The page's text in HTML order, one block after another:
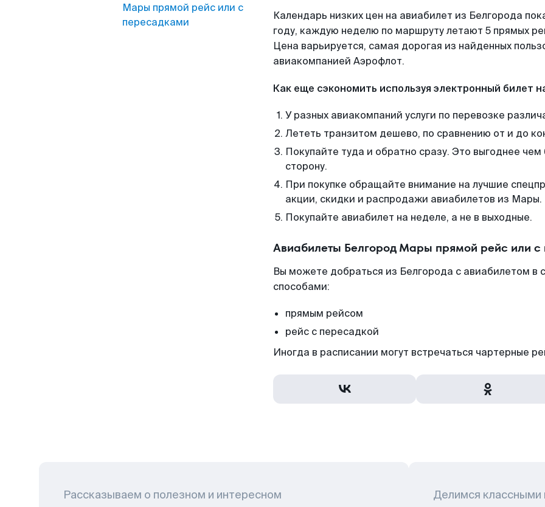
Мары прямой рейс или с
пересадками
Календарь низких цен на авиабилет из Белгорода
году, каждую неделю по маршруту летают 5 прямых
Цена варьируется, самая дорогая из найденных
авиакомпанией Аэрофлот.
Как еще сэкономить используя электронный билет
У разных авиакомпаний услуги по перевозке
Лететь транзитом дешево, по сравнению от и до
Покупайте туда и обратно сразу. Это выгоднее
сторону.
При покупке обращайте внимание на лучшие
акции, скидки и распродажи авиабилетов из Мары.
Покупайте авиабилет на неделе, а не в выходные.
Авиабилеты Белгород Мары прямой рейс или
Вы можете добраться из Белгорода с авиабилетом в
способами:
прямым рейсом
рейс с пересадкой
Иногда в расписании могут встречаться чартерные
Рассказываем о полезном и интересном Делимся классными